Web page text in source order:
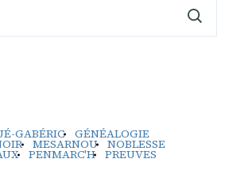
GABÉRIC GÉNÉALOGIE
MESARNOU NOBLESSE
PENMARC'H PREUVES